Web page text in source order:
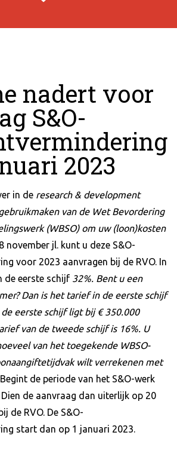
nadert voor
S&O-
2023
in de research & development
van de Wet Bevordering
(WBSO) om uw (loon)kosten
november jl. kunt u deze S&O-
voor 2023 aanvragen bij de RVO. In
de eerste schijf 32% . Bent u een
Dan is het tarief in de eerste schijf
de eerste schijf ligt bij € 350.000
van de tweede schijf is 16%. U
van het toegekende WBSO-
wilt verrekenen met
Begint de periode van het S&O-werk
de aanvraag dan uiterlijk op 20
de RVO. De S&O-
start dan op 1 januari 2023.